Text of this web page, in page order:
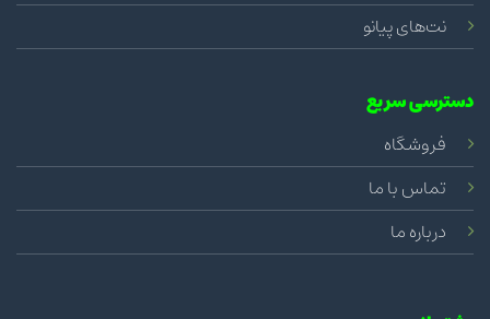
نت‌های پیانو
دسترسی سریع
فروشگاه
تماس با ما
درباره ما